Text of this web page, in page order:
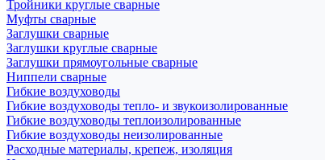
Тройники круглые сварные
Муфты сварные
Заглушки сварные
Заглушки круглые сварные
Заглушки прямоугольные сварные
Ниппели сварные
Гибкие воздуховоды
Гибкие воздуховоды тепло- и звукоизолированные
Гибкие воздуховоды теплоизолированные
Гибкие воздуховоды неизолированные
Расходные материалы, крепеж, изоляция